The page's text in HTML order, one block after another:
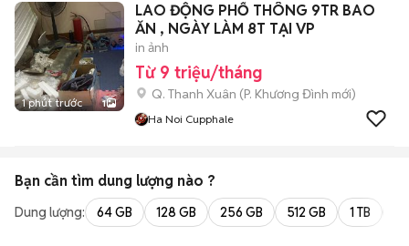
1 phút trước 1
LAO ĐỘNG PHỔ THÔNG 9TR BAO
ĂN , NGÀY LÀM 8T TẠI VP
in ảnh
Từ 9 triệu/tháng
Q. Thanh Xuân (P. Khương Đình mới)
Ha Noi Cupphale
Bạn cần tìm dung lượng nào ?
Dung lượng: 64 GB 128 GB 256 GB 512 GB 1 TB